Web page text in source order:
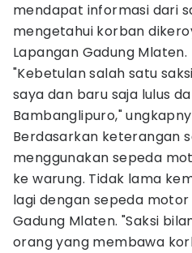
mendapat informasi dari
mengetahui korban
Lapangan Gadung Mlaten.
"Kebetulan salah satu
saya dan baru saja lulus
Bambanglipuro,"
Berdasarkan keterangan
menggunakan sepeda
ke warung. Tidak lama
lagi dengan sepeda
Gadung Mlaten. "Saksi
orang yang membawa